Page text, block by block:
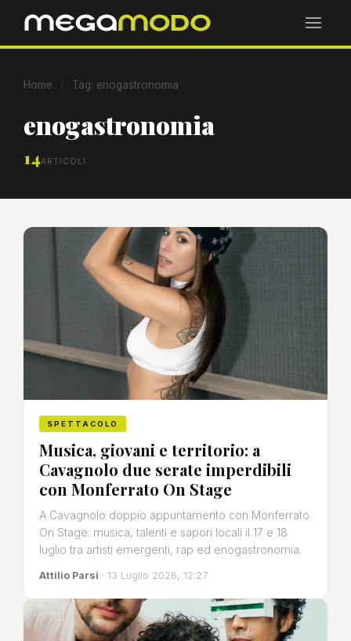
Home Tag: enogastronomia
enogastronomia
14ARTICOLI
SPETTACOLO
Musica, giovani e territorio: a
Cavagnolo due serate imperdibili
con Monferrato On Stage
A Cavagnolo doppio appuntamento con Monferrato
On Stage: musica, talenti e sapori locali il 17 e 18
luglio tra artisti emergenti, rap ed enogastronomia.
Attilio Parsi · 13 Luglio 2026, 12:27